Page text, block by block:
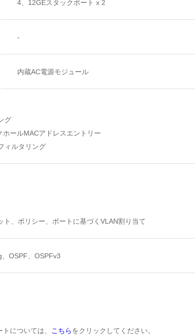
4、12GEスタックポート x 2
­-­
­内蔵AC電源モジュール
グ
ールMACアドレスエントリー
ィルタリング
、ポリシー、ポートに基づくVLAN割り当て
OSPF、OSPFv3
については、
こちらをクリックしてください。